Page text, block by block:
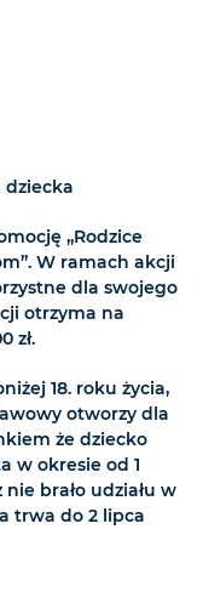
dziecka
„Rodzice
W ramach akcji
dla swojego
otrzyma na
zł.
18. roku życia,
otworzy dla
że dziecko
w okresie od 1
nie brało udziału w
trwa do 2 lipca